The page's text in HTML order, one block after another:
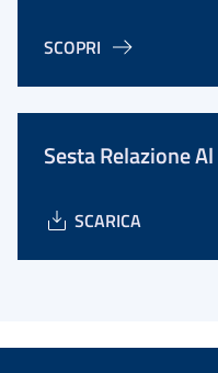
SCOPRI
Sesta Relazione
SCARICA